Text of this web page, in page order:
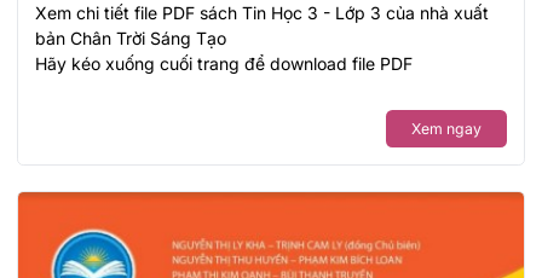
Xem chi tiết file PDF sách Tin Học 3 - Lớp 3 của nhà xuất
bản Chân Trời Sáng Tạo
Hãy kéo xuống cuối trang để download file PDF
Xem ngay